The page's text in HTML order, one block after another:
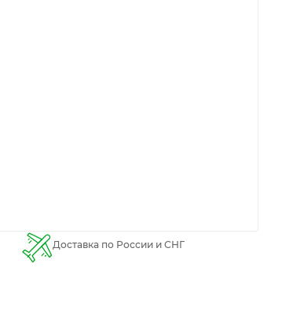
Доставка по России и СНГ